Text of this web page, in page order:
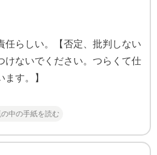
任らしい。【否定、批判しない
けないでください。つらくて仕
す。】
中の手紙を読む